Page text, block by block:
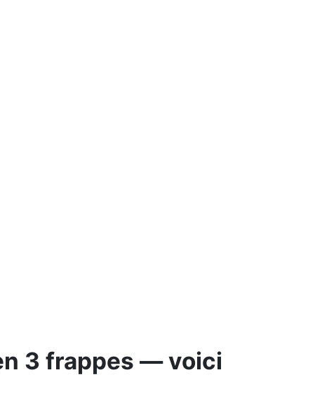
3 frappes — voici